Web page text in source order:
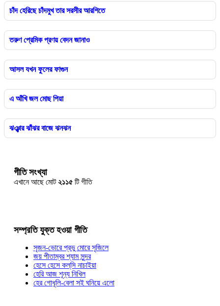
চাঁদ হেরিছে চাঁদমুখ তার সরসীর আরশিতে
তরুণ প্রেমিক প্রণয় বেদন জানাও
আসল যখন ফুলের ফাগুন
এ আঁখি জল মোছ পিয়া
ঝঞ্ঝার ঝাঁঝর বাজে ঝনঝন
গীতি সংখ্যা
এখানে আছে মোট২১১৫ টি গীতি
সম্প্রতি যুক্ত হওয়া গীতি
সৃজন-ভোরে প্রভু মোরে সৃজিলে
জয় পীতাম্বর শ্যাম সুন্দর
হেসে হেসে কল্‌সি নাচাইয়া
হেরি আজ শূন্য নিখিল
হের গোধূলি-বেলা সই ঘনিয়ে এলো